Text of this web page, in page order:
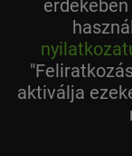
aktiválja